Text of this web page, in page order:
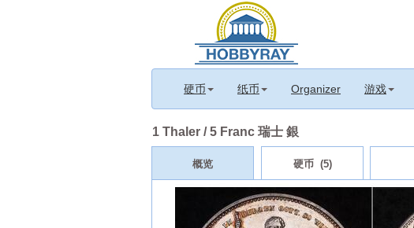
硬币 纸币 Organizer 游戏
1 Thaler / 5 Franc 瑞士 銀
概览 硬币 (5)